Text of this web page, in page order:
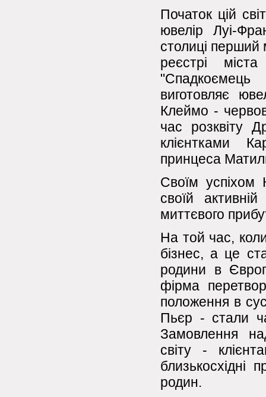
Початок цій
ювелір Луі-
столиці перший
реєстрі
виготовляє
Клеймо -
час розквіту
клієнтками
принцеса
Своїм успіхом
своїй
миттєвого
На той час,
бізнес, а це
родини в
фірма
положення в
Пьєр - стали
Замовлення
світу -
близькосхідні
родин.